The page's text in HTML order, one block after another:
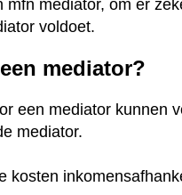
mfn mediator, om er
voldoet.
mediator?
een mediator kunnen
mediator.
kosten